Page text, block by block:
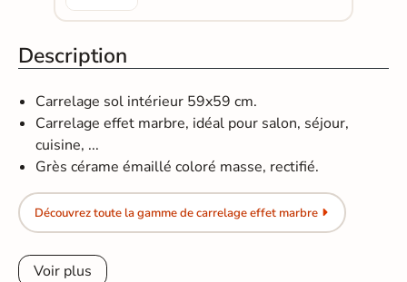
Description
Carrelage sol intérieur 59x59 cm.
Carrelage effet marbre, idéal pour salon, séjour,
cuisine, ...
Grès cérame émaillé coloré masse, rectifié.
Découvrez toute la gamme de carrelage effet marbre
Voir plus